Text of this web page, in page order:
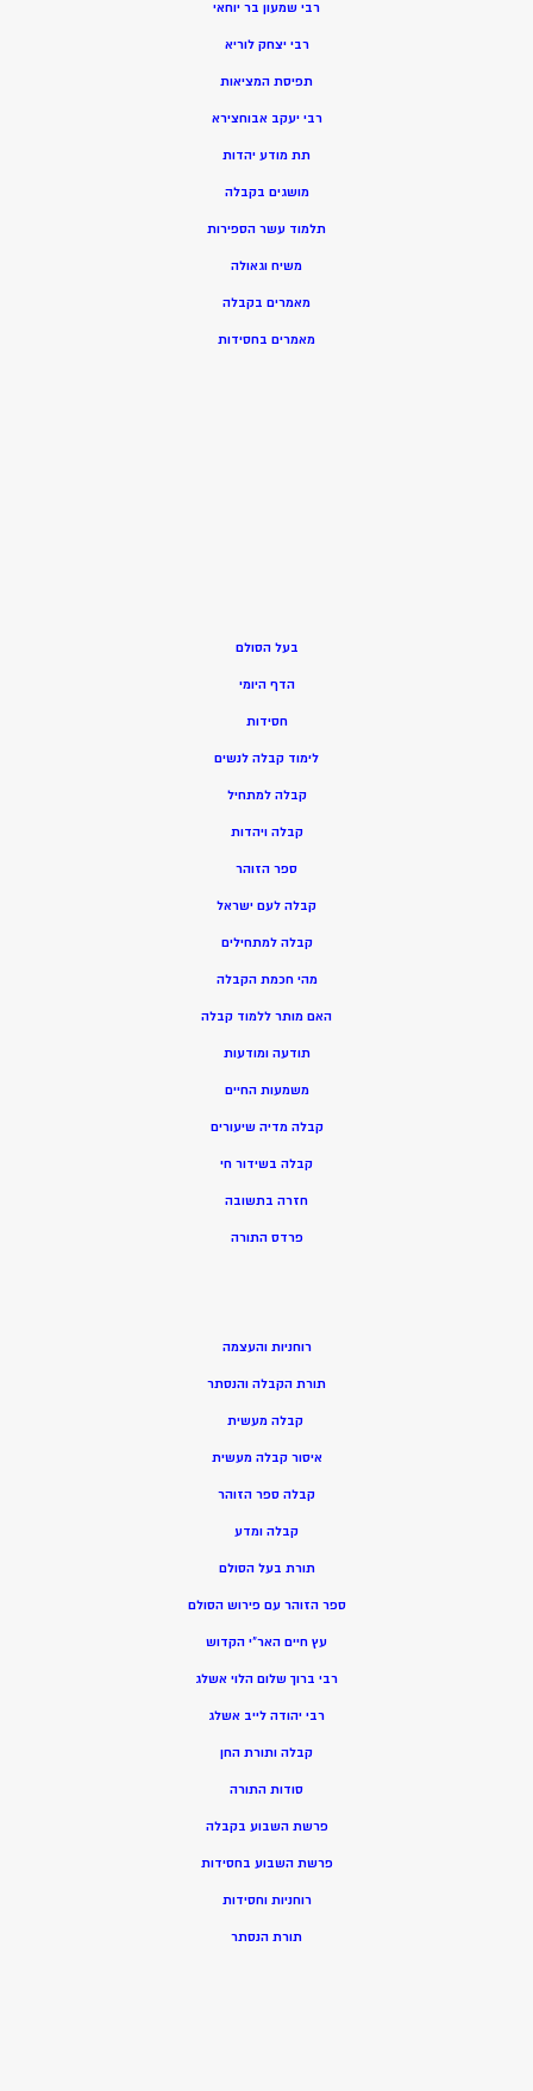
רבי שמעון בר יוחאי
רבי יצחק לוריא
תפיסת המציאות
רבי יעקב אבוחצירא
תת מודע יהדות
מושגים בקבלה
תלמוד עשר הספירות
משיח וגאולה
מאמרים בקבלה
מאמרים בחסידות
בעל הסולם
הדף היומי
חסידות
לימוד קבלה לנשים
קבלה למתחיל
קבלה ויהדות
ספר הזוהר
קבלה לעם ישראל
קבלה למתחילים
מהי חכמת הקבלה
האם מותר ללמוד קבלה
תודעה ומודעות
משמעות החיים
קבלה מדיה שיעורים
קבלה בשידור חי
חזרה בתשובה
פרדס התורה
רוחניות והעצמה
תורת הקבלה והנסתר
קבלה מעשית
איסור קבלה מעשית
קבלה ספר הזוהר
קבלה ומדע
תורת בעל הסולם
ספר הזוהר עם פירוש הסולם
עץ חיים האר”י הקדוש
רבי ברוך שלום הלוי אשלג
רבי יהודה לייב אשלג
קבלה ותורת החן
סודות התורה
פרשת השבוע בקבלה
פרשת השבוע בחסידות
רוחניות וחסידות
תורת הנסתר